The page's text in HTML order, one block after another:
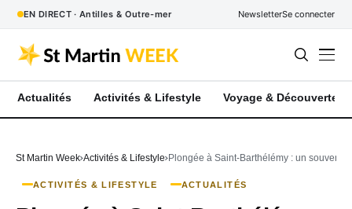
EN DIRECT · Antilles & Outre-mer NewsletterSe connecter
Actualités Activités & Lifestyle Voyage & Découverte
St Martin Week Activités & Lifestyle Plongée à Saint-Barthélémy : un souvenir
ACTIVITÉS & LIFESTYLE ACTUALITÉS